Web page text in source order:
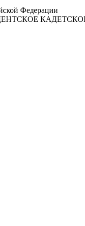
Федерации